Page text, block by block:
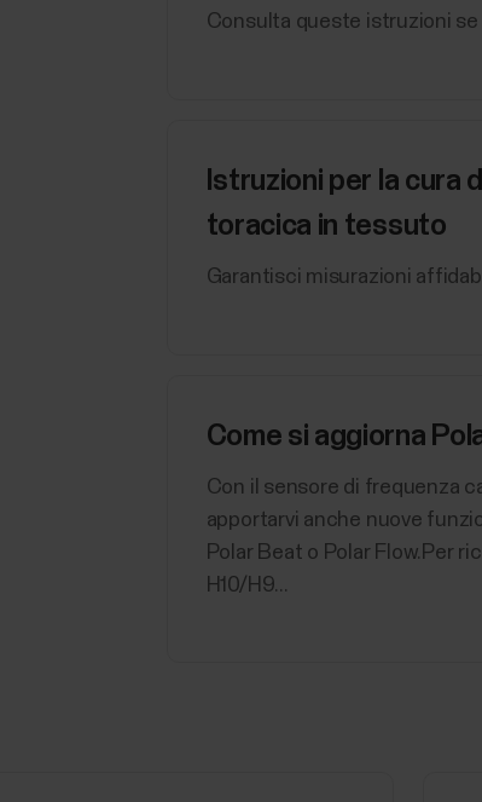
Consulta queste istruzioni
Istruzioni per la cura
toracica in tessuto
Garantisci misurazioni
Come si aggiorna
Con il sensore di frequenza
apportarvi anche nuove
Polar Beat o Polar Flow.Per
H10/H9...